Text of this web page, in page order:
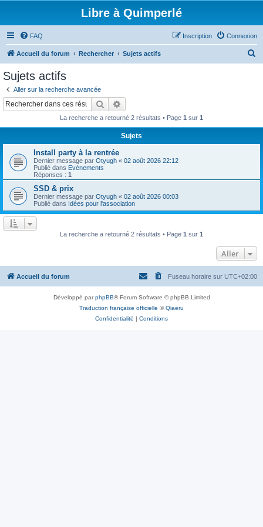
Libre à Quimperlé
FAQ Connexion
Inscription
Accueil du forum Rechercher Sujets actifs
r
Sujets actifs
Aller sur la recherche avancée
Rechercher
La recherche a retourné 2 résultats • Page 1 sur 1
Sujets
Install party à la rentrée
Dernier message par Otyugh « 02 août 2026 22:12
Publié dans Evènements
Réponses : 1
SSD & prix
Dernier message par Otyugh « 02 août 2026 00:03
Publié dans Idées pour l'association
La recherche a retourné 2 résultats • Page 1 sur 1
Aller
Accueil du forum Fuseau horaire sur UTC+02:00
Développé parphpBB® Forum Software © phpBB Limited
Traduction française officielle ©Qiaeru
Confidentialité | Conditions